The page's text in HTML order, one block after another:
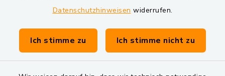
Datenschutzhinweisen widerrufen.
Ich stimme zu Ich stimme nicht zu
Gemeinde Schwarzach bei Nabburg
Verwaltungsgemeinschaft Schwarzenfeld